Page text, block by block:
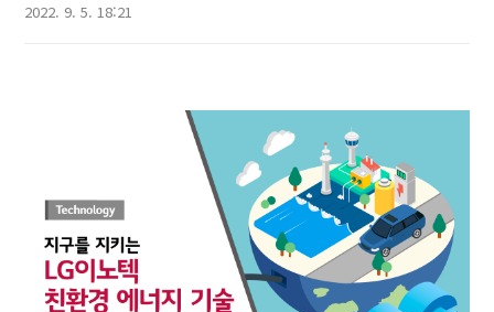
2022. 9. 5. 18:21